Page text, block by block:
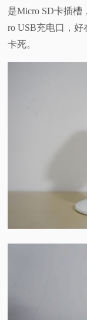
是Micro SD卡插槽
ro USB充电口，
卡死。